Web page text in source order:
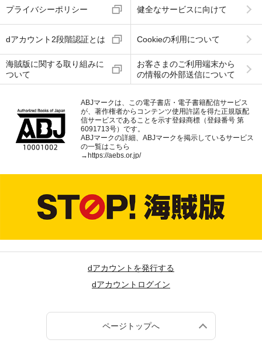
プライバシーポリシー 健全なサービスに向けて
dアカウント2段階認証とは Cookieの利用について
海賊版に関する取り組みに
ついて
お客さまのご利用端末から
の情報の外部送信について
ABJマークは、この電子書店・電子書籍配信サービス
が、著作権者からコンテンツ使用許諾を得た正規版配
信サービスであることを示す登録商標（登録番号 第
6091713号）です。
ABJマークの詳細、ABJマークを掲示しているサービス
の一覧はこちら
→ https://aebs.or.jp/
dアカウントを発行する
dアカウントログイン
ページトップへ